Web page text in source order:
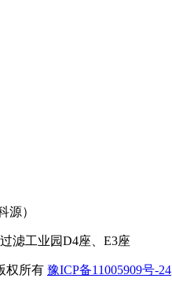
源）
滤工业园D4座、E3座
权所有 豫ICP备11005909号-24